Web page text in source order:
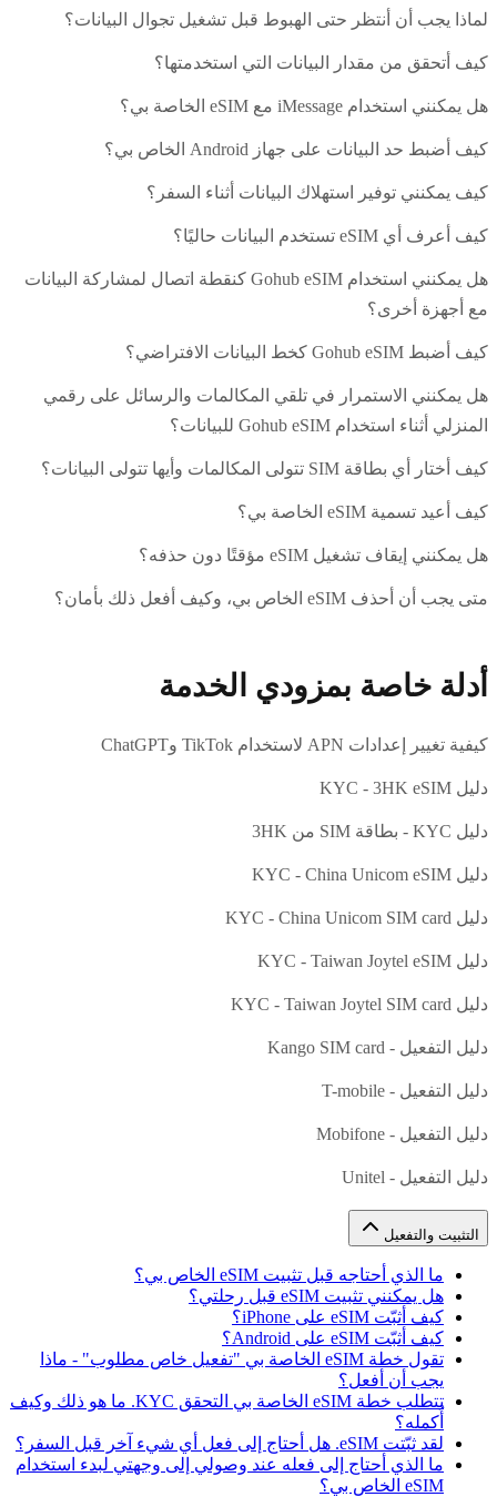
لماذا يجب أن أنتظر حتى الهبوط قبل تشغيل تجوال البيانات؟
كيف أتحقق من مقدار البيانات التي استخدمتها؟
هل يمكنني استخدام iMessage مع eSIM الخاصة بي؟
كيف أضبط حد البيانات على جهاز Android الخاص بي؟
كيف يمكنني توفير استهلاك البيانات أثناء السفر؟
كيف أعرف أي eSIM تستخدم البيانات حاليًا؟
هل يمكنني استخدام Gohub eSIM كنقطة اتصال لمشاركة البيانات
مع أجهزة أخرى؟
كيف أضبط Gohub eSIM كخط البيانات الافتراضي؟
هل يمكنني الاستمرار في تلقي المكالمات والرسائل على رقمي
المنزلي أثناء استخدام Gohub eSIM للبيانات؟
كيف أختار أي بطاقة SIM تتولى المكالمات وأيها تتولى البيانات؟
كيف أعيد تسمية eSIM الخاصة بي؟
هل يمكنني إيقاف تشغيل eSIM مؤقتًا دون حذفه؟
متى يجب أن أحذف eSIM الخاص بي، وكيف أفعل ذلك بأمان؟
أدلة خاصة بمزودي الخدمة
كيفية تغيير إعدادات APN لاستخدام TikTok وChatGPT
دليل KYC - 3HK eSIM
دليل KYC - بطاقة SIM من 3HK
دليل KYC - China Unicom eSIM
دليل KYC - China Unicom SIM card
دليل KYC - Taiwan Joytel eSIM
دليل KYC - Taiwan Joytel SIM card
دليل التفعيل - Kango SIM card
دليل التفعيل - T-mobile
دليل التفعيل - Mobifone
دليل التفعيل - Unitel
التثبيت والتفعيل
ما الذي أحتاجه قبل تثبيت eSIM الخاص بي؟
هل يمكنني تثبيت eSIM قبل رحلتي؟
كيف أثبّت eSIM على iPhone؟
كيف أثبّت eSIM على Android؟
تقول خطة eSIM الخاصة بي "تفعيل خاص مطلوب" - ماذا
يجب أن أفعل؟
تتطلب خطة eSIM الخاصة بي التحقق KYC. ما هو ذلك وكيف
أُكمله؟
لقد ثبّتت eSIM. هل أحتاج إلى فعل أي شيء آخر قبل السفر؟
ما الذي أحتاج إلى فعله عند وصولي إلى وجهتي لبدء استخدام
eSIM الخاص بي؟